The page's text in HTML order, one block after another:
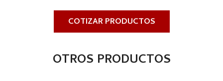
COTIZAR PRODUCTOS
OTROS PRODUCTOS